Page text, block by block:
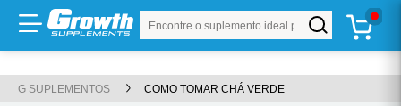
Ir para Buscar produto
G SUPLEMENTOS COMO TOMAR CHÁ VERDE